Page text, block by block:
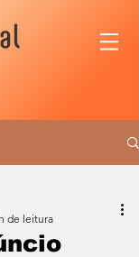
de leitura